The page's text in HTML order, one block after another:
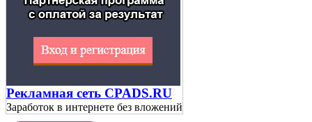
Рекламная сеть CPADS.RU
Заработок в интернете без вложений